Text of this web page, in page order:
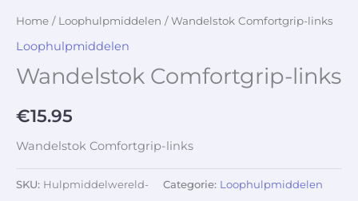
Home / Loophulpmiddelen / Wandelstok Comfortgrip-links
Loophulpmiddelen
Wandelstok Comfortgrip-links
€15.95
Wandelstok Comfortgrip-links
SKU: Hulpmiddelwereld- Categorie: Loophulpmiddelen